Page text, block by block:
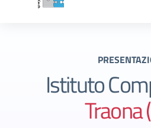
Istituto
Traona